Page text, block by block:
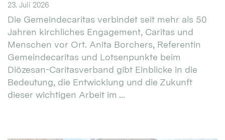
23. Juli 2026
Die Gemeindecaritas verbindet seit mehr als 50
Jahren kirchliches Engagement, Caritas und
Menschen vor Ort. Anita Borchers, Referentin
Gemeindecaritas und Lotsenpunkte beim
Diözesan-Caritasverband gibt Einblicke in die
Bedeutung, die Entwicklung und die Zukunft
dieser wichtigen Arbeit im ...